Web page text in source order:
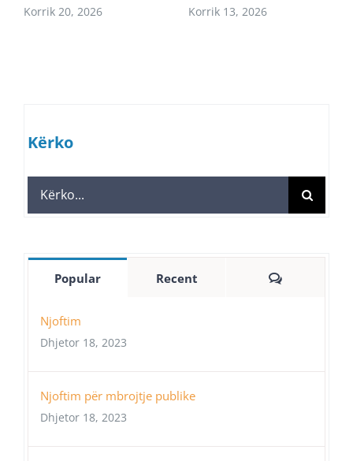
Korrik 20, 2026 Korrik 13, 2026
Kërko
Search
for:
Popular Recent Comments
Njoftim
Dhjetor 18, 2023
Njoftim për mbrojtje publike
Dhjetor 18, 2023